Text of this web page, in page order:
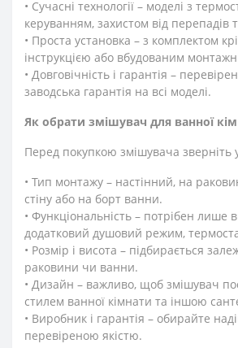
• Сучасні технології – моделі з
керуванням, захистом від перепадів
• Проста установка – з комплектом
інструкцією або вбудованим
• Довговічність і гарантія –
заводська гарантія на всі моделі.
Як обрати змішувач для ванної
Перед покупкою змішувача зверніть
• Тип монтажу – настінний, на
стіну або на борт ванни.
• Функціональність – потрібен лише
додатковий душовий режим,
• Розмір і висота – підбирається
раковини чи ванни.
• Дизайн – важливо, щоб змішувач
стилем ванної кімнати та іншою
• Виробник і гарантія – обирайте
перевіреною якістю.